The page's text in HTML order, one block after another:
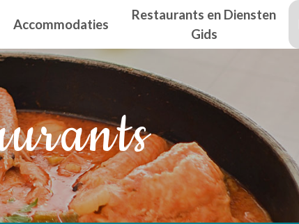
Accommodaties
Restaurants en Diensten
Gids